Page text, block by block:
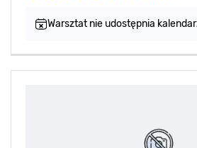
Warsztat nie udostępnia